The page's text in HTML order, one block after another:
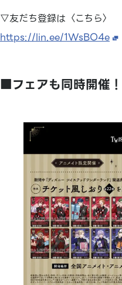
▽友だち登録は〈こちら〉
https://lin.ee/1WsBO4e
■フェアも同時開催！